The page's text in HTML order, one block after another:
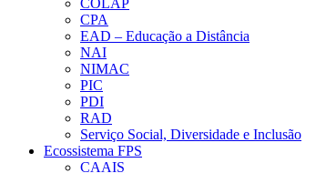
COLAP
CPA
EAD – Educação a Distância
NAI
NIMAC
PIC
PDI
RAD
Serviço Social, Diversidade e Inclusão
Ecossistema FPS
CAAIS